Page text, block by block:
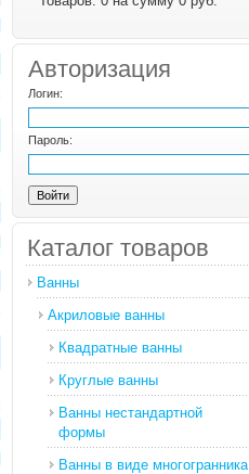
Авторизация
Логин:
Пароль:
Каталог товаров
Ванны
Акриловые ванны
Квадратные ванны
Круглые ванны
Ванны нестандартной
формы
Ванны в виде многогранника